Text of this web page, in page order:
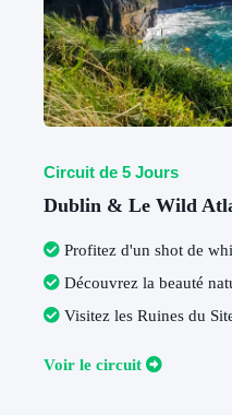
Circuit de 5 Jours
Dublin & Le Wild
Profitez d'un shot de
Découvrez la beauté
Visitez les Ruines du
Voir le circuit